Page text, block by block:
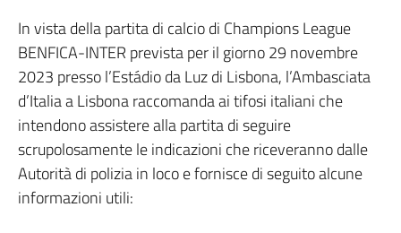
In vista della partita di calcio di Champions League
BENFICA-INTER prevista per il giorno 29 novembre
2023 presso l’Estádio da Luz di Lisbona, l’Ambasciata
d’Italia a Lisbona raccomanda ai tifosi italiani che
intendono assistere alla partita di seguire
scrupolosamente le indicazioni che riceveranno dalle
Autorità di polizia in loco e fornisce di seguito alcune
informazioni utili: